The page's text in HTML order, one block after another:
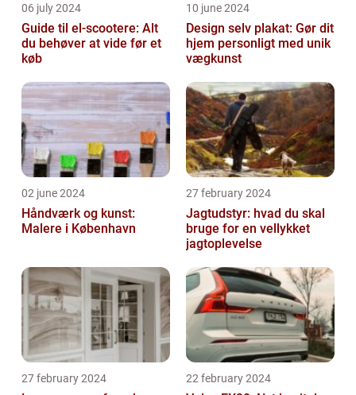
06 july 2024
Guide til el-scootere: Alt
du behøver at vide før et
køb
10 june 2024
Design selv plakat: Gør dit
hjem personligt med unik
vægkunst
02 june 2024
Håndværk og kunst:
Malere i København
27 february 2024
Jagtudstyr: hvad du skal
bruge for en vellykket
jagtoplevelse
27 february 2024 22 february 2024